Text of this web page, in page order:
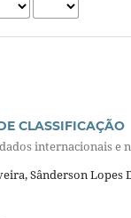
CLASSIFICAÇÃO
internacionais e
Sânderson Lopes